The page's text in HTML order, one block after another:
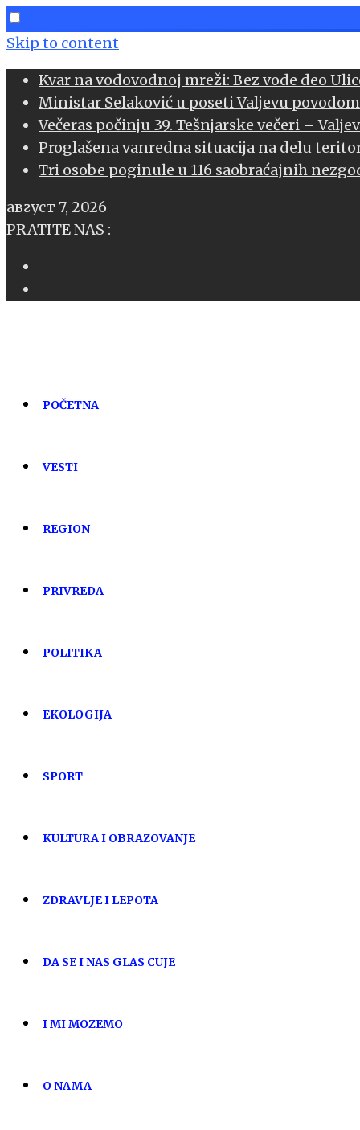
Skip to content
Kvar na vodovodnoj mreži: Bez vode deo
Ministar Selaković u poseti Valjevu
Večeras počinju 39. Tešnjarske večeri –
Proglašena vanredna situacija na delu
Tri osobe poginule u 116 saobraćajnih
август 7, 2026
PRATITE NAS :
POČETNA
VESTI
REGION
PRIVREDA
POLITIKA
EKOLOGIJA
SPORT
KULTURA I OBRAZOVANJE
ZDRAVLJE I LEPOTA
DA SE I NAS GLAS CUJE
I MI MOZEMO
O NAMA